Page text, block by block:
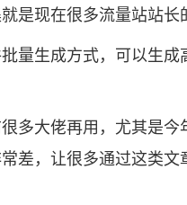
现在很多流量站站长
生成方式，可以生成
大佬再用，尤其是今
差，让很多通过这类文